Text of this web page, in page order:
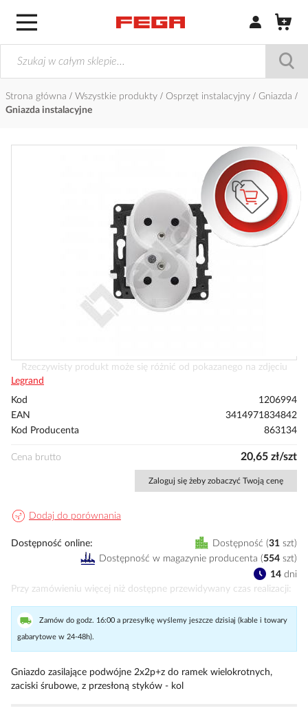
Zaloguj się /
Strona główna Wszystkie produkty Osprzęt instalacyjny
Gniazda
Gniazda instalacyjne
Przejdź
na
początek
Rzeczywisty produkt może się różnić od pokazanego na zdjęciu
Legrand
Kod
1206994
EAN
3414971834842
Kod Producenta
863134
Cena brutto 20,65 zł/szt
Zaloguj się żeby zobaczyć Twoją cenę
Dodaj do porównania
Dostępność online Dostępność 31 szt
Przy zamówieniu więcej niż dostępne przewidywany czas realizacji
14 dni
Dostępność w magazynie producenta (554 szt)
Zamów do godz. 16:00 a przesyłkę wyślemy jeszcze dzisiaj (kable i towary
gabarytowe w 24-48h).
Gniazdo zasilające podwójne 2x2p+z do ramek wielokrotnych,
zaciski śrubowe, z przesłoną styków - kol